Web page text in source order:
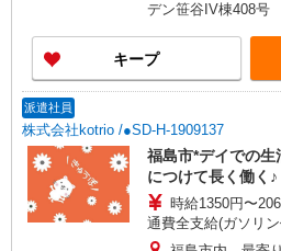
デン笹谷IV棟408号
キープ
派遣社員
株式会社kotrio /●SD-H-1909137
福島市*デイでの
につけて長く働く♪
時給1350円〜
通費全支給(ガソリ